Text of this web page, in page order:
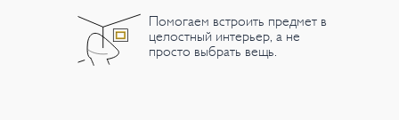
Помогаем встроить предмет в
целостный интерьер, а не
просто выбрать вещь.